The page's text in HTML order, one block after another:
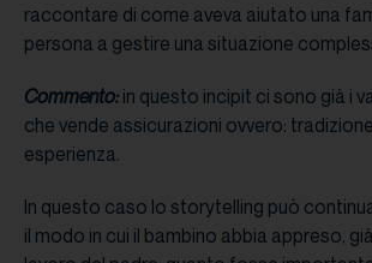
raccontare di come aveva aiutato una
persona a gestire una situazione
Commento: in questo incipit ci sono già i
che vende assicurazioni ovvero:
esperienza.
In questo caso lo storytelling può
il modo in cui il bambino abbia appreso,